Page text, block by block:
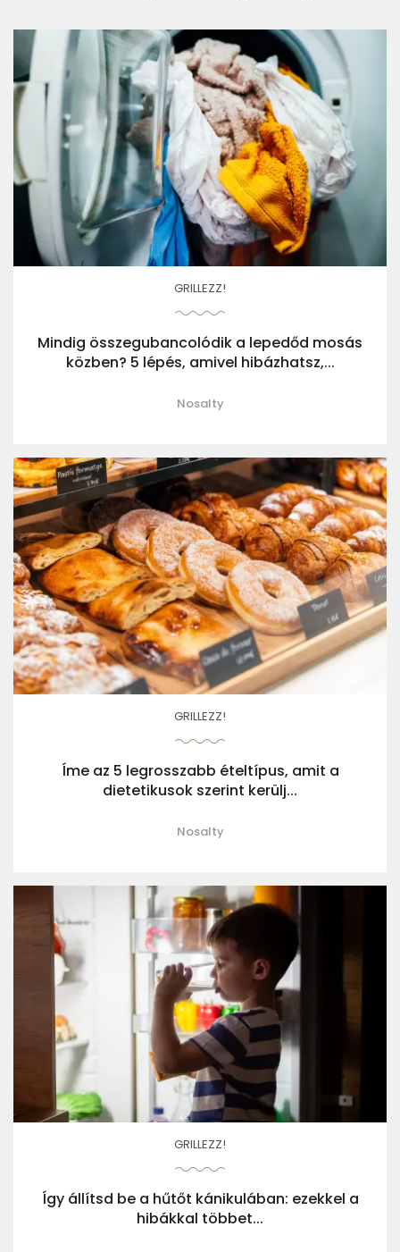
GRILLEZZ!
Mindig összegubancolódik a lepedőd mosás
közben? 5 lépés, amivel hibázhatsz,...
Nosalty
GRILLEZZ!
Íme az 5 legrosszabb ételtípus, amit a
dietetikusok szerint kerülj...
Nosalty
GRILLEZZ!
Így állítsd be a hűtőt kánikulában: ezekkel a
hibákkal többet...